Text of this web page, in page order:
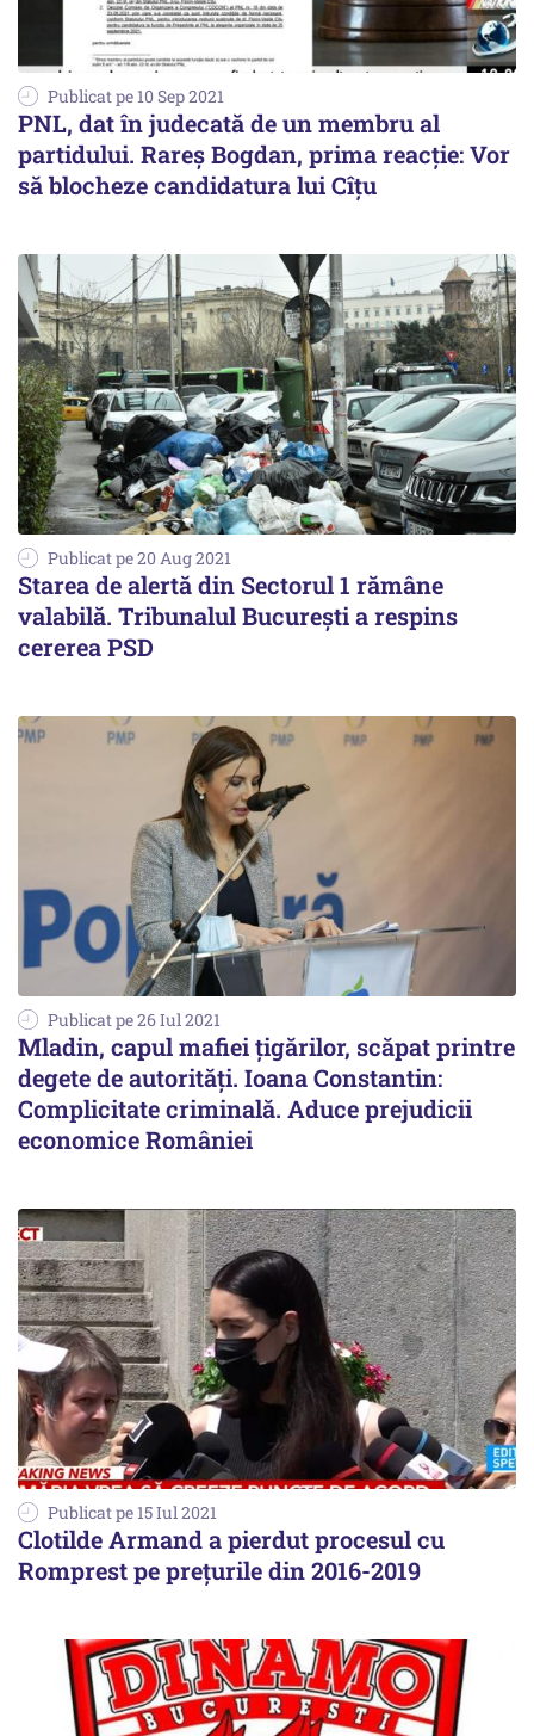
Publicat pe 10 Sep 2021
PNL, dat în judecată de un membru al
partidului. Rareș Bogdan, prima reacție: Vor
să blocheze candidatura lui Cîțu
Publicat pe 20 Aug 2021
Starea de alertă din Sectorul 1 rămâne
valabilă. Tribunalul București a respins
cererea PSD
Publicat pe 26 Iul 2021
Mladin, capul mafiei țigărilor, scăpat printre
degete de autorități. Ioana Constantin:
Complicitate criminală. Aduce prejudicii
economice României
Publicat pe 15 Iul 2021
Clotilde Armand a pierdut procesul cu
Romprest pe prețurile din 2016-2019